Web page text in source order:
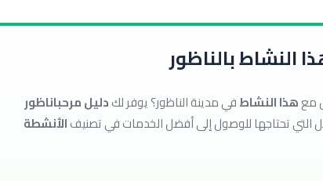
النشاط بالناظور
معهذا النشاطفي مدينة الناظور؟ يوفر لكدليل مرحباناظور
الأنشطة